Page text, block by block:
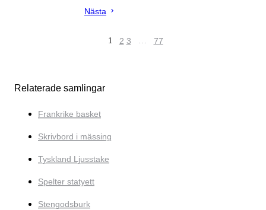
Nästa
1 2 3 … 77
Relaterade samlingar
Frankrike basket
Skrivbord i mässing
Tyskland Ljusstake
Spelter statyett
Stengodsburk